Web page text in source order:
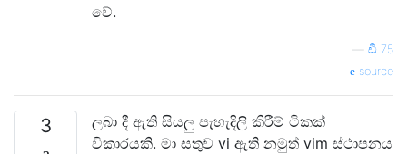
වේ.
ඩී 75
source
3
ලබා දී ඇති සියලු පැහැදිලි කිරීම් ටිකක්
විකාරයකි. මා සතුව vi ඇති නමුත් vim ස්ථාපනය